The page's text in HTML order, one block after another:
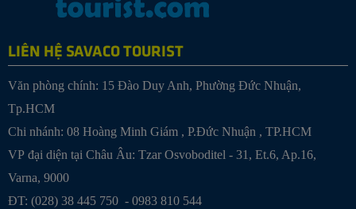
LIÊN HỆ SAVACO TOURIST
Văn phòng chính: 15 Đào Duy Anh, Phường Đức Nhuận,
Tp.HCM
Chi nhánh: 08 Hoàng Minh Giám , P.Đức Nhuận , TP.HCM
VP đại diện tại Châu Âu: Tzar Osvoboditel - 31, Et.6, Ap.16,
Varna, 9000
ĐT: (028) 38 445 750 - 0983 810 544